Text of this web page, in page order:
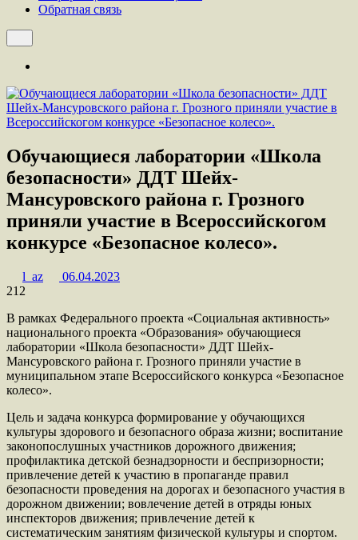
Обратная связь
Обучающиеся лаборатории «Школа
безопасности» ДДТ Шейх-
Мансуровского района г. Грозного
приняли участие в Всероссийскогом
конкурсе «Безопасное колесо».
l_az
06.04.2023
212
​В рамках Федерального проекта «Социальная активность»
национального проекта «Образования» обучающиеся
лаборатории «Школа безопасности» ДДТ Шейх-
Мансуровского района г. Грозного приняли участие в
муниципальном этапе Всероссийского конкурса «Безопасное
колесо».
Цель и задача конкурса формирование у обучающихся
культуры здорового и безопасного образа жизни; воспитание
законопослушных участников дорожного движения;
профилактика детской безнадзорности и беспризорности;
привлечение детей к участию в пропаганде правил
безопасности проведения на дорогах и безопасного участия в
дорожном движении; вовлечение детей в отряды юных
инспекторов движения; привлечение детей к
систематическим занятиям физической культуры и спортом.